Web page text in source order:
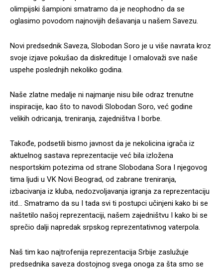
olimpijski šampioni smatramo da je neophodno da se
oglasimo povodom najnovijih dešavanja u našem Savezu.
Novi predsednik Saveza, Slobodan Soro je u više navrata kroz
svoje izjave pokušao da diskredituje I omalovaži sve naše
uspehe poslednjih nekoliko godina.
Naše zlatne medalje ni najmanje nisu bile odraz trenutne
inspiracije, kao što to navodi Slobodan Soro, već godine
velikih odricanja, treniranja, zajedništva I borbe.
Takođe, podsetili bismo javnost da je nekolicina igrača iz
aktuelnog sastava reprezentacije već bila izložena
nesportskim potezima od strane Slobodana Sora I njegovog
tima ljudi u VK Novi Beograd, od zabrane treniranja,
izbacivanja iz kluba, nedozvoljavanja igranja za reprezentaciju
itd… Smatramo da su I tada svi ti postupci učinjeni kako bi se
naštetilo našoj reprezentaciji, našem zajedništvu I kako bi se
sprečio dalji napredak srpskog reprezentativnog vaterpola.
Naš tim kao najtrofenija reprezentacija Srbije zaslužuje
predsednika saveza dostojnog svega onoga za šta smo se